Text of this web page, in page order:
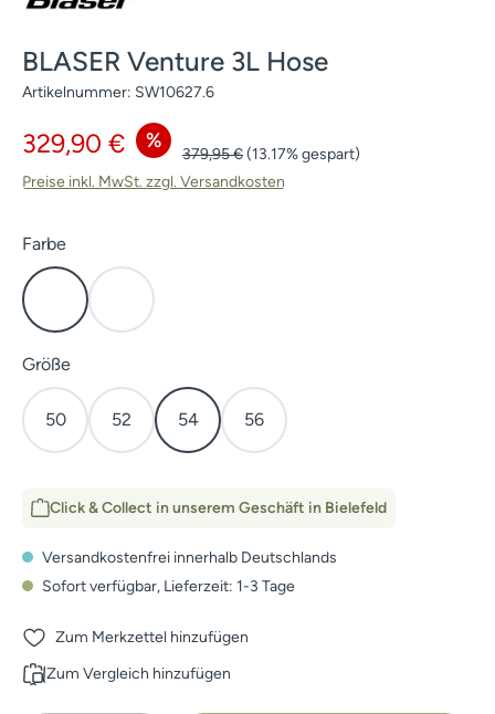
BLASER Venture 3L Hose
Artikelnummer: SW10627.6
Verkaufspreis:
329,90 € %
Regulärer Preis:
379,95 €(13.17% gespart)
Preise inkl. MwSt. zzgl. Versandkosten
Farbeauswählen
Dunkel OlivHunTec Camo
Größeauswählen
50 52 54 56
Click & Collect in unserem Geschäft in Bielefeld
Versandkostenfrei innerhalb Deutschlands
Sofort verfügbar, Lieferzeit: 1-3 Tage
Zum Merkzettel hinzufügen
Zum Vergleich hinzufügen